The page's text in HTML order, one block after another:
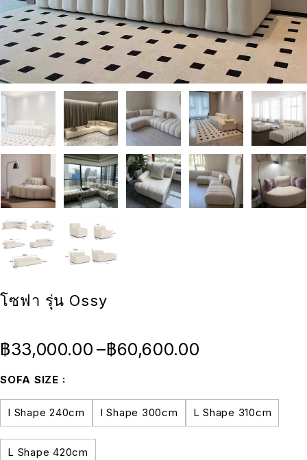
โซฟา รุ่น Ossy
฿33,000.00 –฿60,600.00
SOFA SIZE
I Shape 240cm I Shape 300cm L Shape 310cm
L Shape 420cm